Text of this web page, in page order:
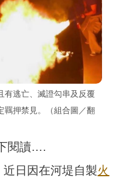
有逃亡、滅證勾串及反覆
羈押禁見。（組合圖／翻
閱讀….
近日因在河堤自製火